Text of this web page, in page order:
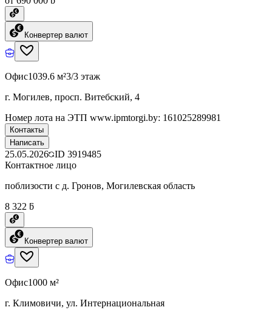
Конвертер валют
Офис1039.6 м²3/3 этаж
г. Могилев, просп. Витебский, 4
Номер лота на ЭТП www.ipmtorgi.by: 161025289981
Контакты
Написать
25.05.2026 ID 3919485
Контактное лицо
поблизости с д. Гронов, Могилевская область
8 322 ƃ
Конвертер валют
Офис1000 м²
г. Климовичи, ул. Интернациональная